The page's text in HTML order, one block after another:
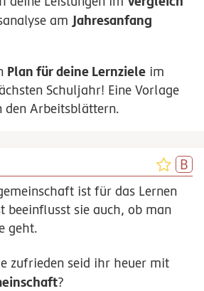
am Jahresanfang
Plan für deine Lernziele im
Schuljahr! Eine Vorlage
Arbeitsblättern.
ist für das Lernen
beeinflusst sie auch, ob man
geht.
zufrieden seid ihr heuer mit
?